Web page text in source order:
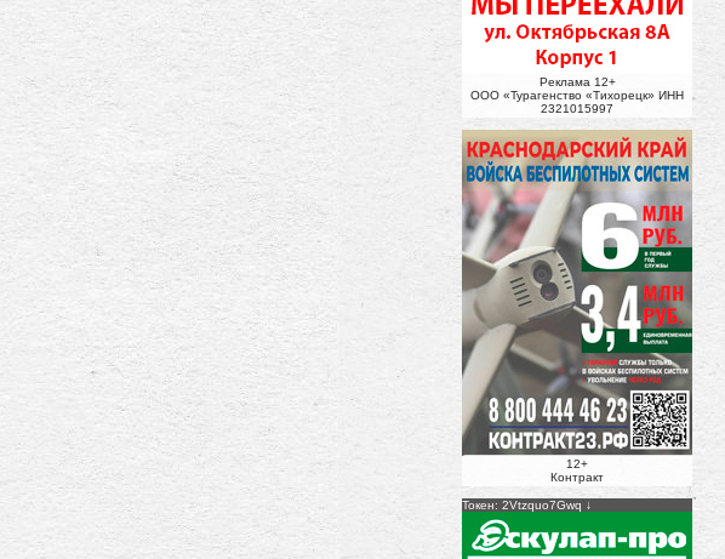
Реклама 12+
ООО «Турагенство «Тихорецк» ИНН
2321015997
12+
Контракт
Токен: 2Vtzquo7Gwq